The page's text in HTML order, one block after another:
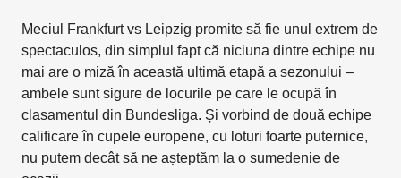
Meciul Frankfurt vs Leipzig promite să fie unul extrem de
spectaculos, din simplul fapt că niciuna dintre echipe nu
mai are o miză în această ultimă etapă a sezonului –
ambele sunt sigure de locurile pe care le ocupă în
clasamentul din Bundesliga. Și vorbind de două echipe
calificare în cupele europene, cu loturi foarte puternice,
nu putem decât să ne așteptăm la o sumedenie de